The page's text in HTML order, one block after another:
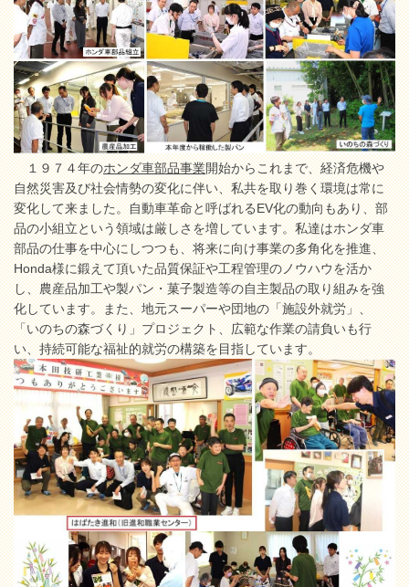
１９７４年のホンダ車部品事業開始からこれまで、経済危機や
自然災害及び社会情勢の変化に伴い、私共を取り巻く環境は常に
変化して来ました。自動車革命と呼ばれるEV化の動向もあり、部
品の小組立という領域は厳しさを増しています。私達はホンダ車
部品の仕事を中心にしつつも、将来に向け事業の多角化を推進、
Honda様に鍛えて頂いた品質保証や工程管理のノウハウを活か
し、農産品加工や製パン・菓子製造等の自主製品の取り組みを強
化しています。また、地元スーパーや団地の「施設外就労」、
「いのちの森づくり」プロジェクト、広範な作業の請負いも行
い、持続可能な福祉的就労の構築を目指しています。